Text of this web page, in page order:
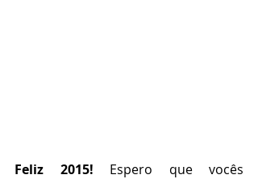
Feliz 2015! Espero que vocês